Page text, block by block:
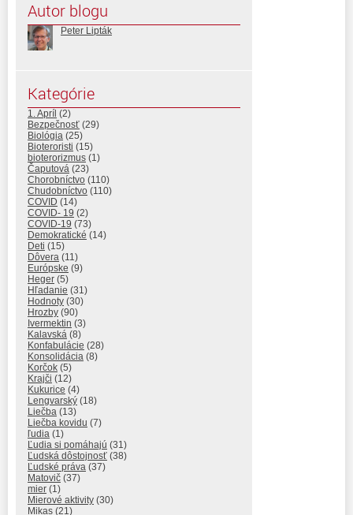
Autor blogu
Peter Lipták
Kategórie
1. Apríl (2)
Bezpečnosť (29)
Biológia (25)
Bioteroristi (15)
bioterorizmus (1)
Čaputová (23)
Chorobníctvo (110)
Chudobníctvo (110)
COVID (14)
COVID- 19 (2)
COVID-19 (73)
Demokratické (14)
Deti (15)
Dôvera (11)
Európske (9)
Heger (5)
Hľadanie (31)
Hodnoty (30)
Hrozby (90)
Ivermektin (3)
Kalavská (8)
Konfabulácie (28)
Konsolidácia (8)
Korčok (5)
Krajči (12)
Kukurice (4)
Lengvarský (18)
Liečba (13)
Liečba kovidu (7)
ľudia (1)
Ľudia si pomáhajú (31)
Ľudská dôstojnosť (38)
Ľudské práva (37)
Matovič (37)
mier (1)
Mierové aktivity (30)
Mikas (21)